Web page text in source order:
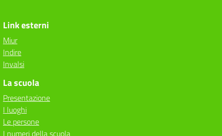
Link esterni
Miur
Indire
Invalsi
La scuola
Presentazione
I luoghi
Le persone
I numeri della scuola